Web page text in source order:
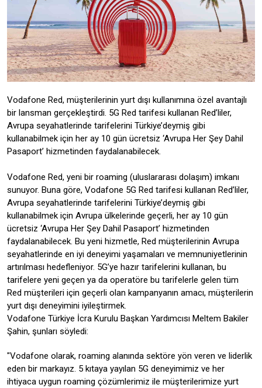
Vodafone Red, müşterilerinin yurt dışı kullanımına özel avantajlı
bir lansman gerçekleştirdi. 5G Red tarifesi kullanan Red’liler,
Avrupa seyahatlerinde tarifelerini Türkiye’deymiş gibi
kullanabilmek için her ay 10 gün ücretsiz ‘Avrupa Her Şey Dahil
Pasaport’ hizmetinden faydalanabilecek.
Vodafone Red, yeni bir roaming (uluslararası dolaşım) imkanı
sunuyor. Buna göre, Vodafone 5G Red tarifesi kullanan Red’liler,
Avrupa seyahatlerinde tarifelerini Türkiye’deymiş gibi
kullanabilmek için Avrupa ülkelerinde geçerli, her ay 10 gün
ücretsiz ‘Avrupa Her Şey Dahil Pasaport’ hizmetinden
faydalanabilecek. Bu yeni hizmetle, Red müşterilerinin Avrupa
seyahatlerinde en iyi deneyimi yaşamaları ve memnuniyetlerinin
artırılması hedefleniyor. 5G’ye hazır tarifelerini kullanan, bu
tarifelere yeni geçen ya da operatöre bu tarifelerle gelen tüm
Red müşterileri için geçerli olan kampanyanın amacı, müşterilerin
yurt dışı deneyimini iyileştirmek.
Vodafone Türkiye İcra Kurulu Başkan Yardımcısı Meltem Bakiler
Şahin, şunları söyledi:
"Vodafone olarak, roaming alanında sektöre yön veren ve liderlik
eden bir markayız. 5 kıtaya yayılan 5G deneyimimiz ve her
ihtiyaca uygun roaming çözümlerimiz ile müşterilerimize yurt